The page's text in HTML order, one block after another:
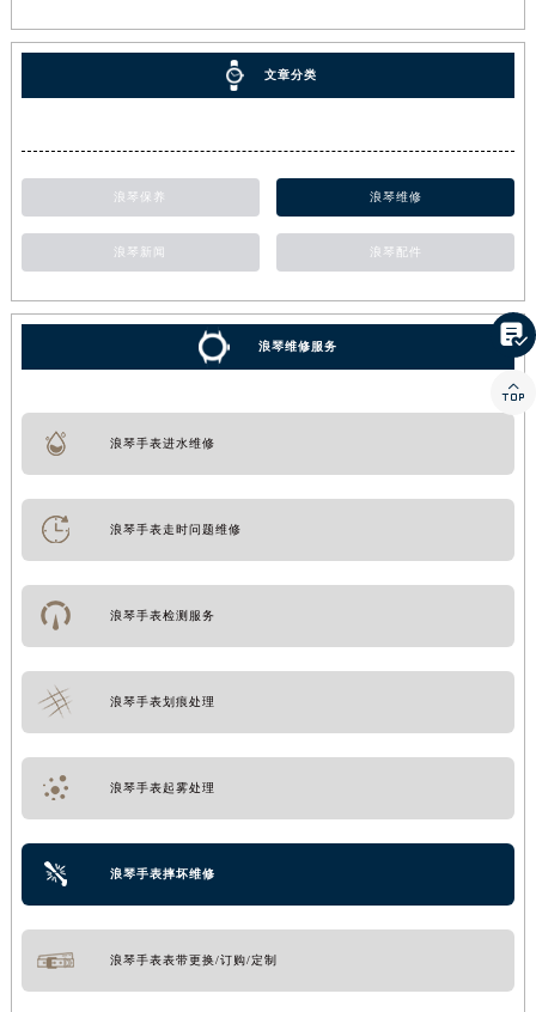
文章分类
浪琴保养 浪琴维修
浪琴新闻 浪琴配件
浪琴维修服务
浪琴手表进水维修
浪琴手表走时问题维修
浪琴手表检测服务
浪琴手表划痕处理
浪琴手表起雾处理
浪琴手表摔坏维修
浪琴手表表带更换/订购/定制

